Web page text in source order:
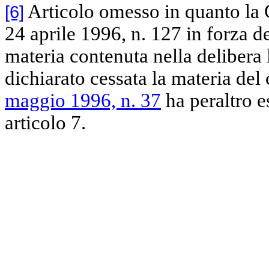
[6] Articolo omesso in quanto la
24 aprile 1996, n. 127 in forza
materia contenuta nella
dichiarato cessata la materia
maggio 1996, n. 37 ha peraltro
articolo 7.